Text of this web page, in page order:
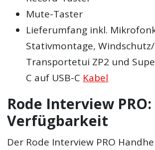
Mute-Taster
Lieferumfang inkl.
Stativmontage,
Transportetui ZP2 und
C auf USB-C Kabel
Rode Interview
Verfügbarkeit
Der Rode Interview PRO